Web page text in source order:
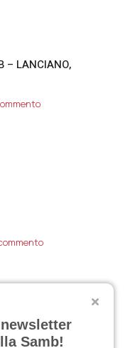
– LANCIANO,
Samb!